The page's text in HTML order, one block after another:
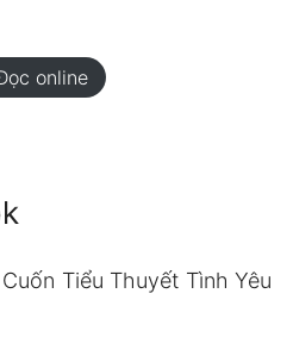
online
Tiểu Thuyết Tình Yêu